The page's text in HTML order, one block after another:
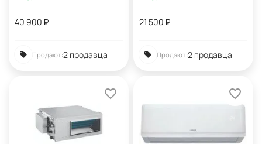
40 900 ₽
Продают:2 продавца
21 500 ₽
Продают:2 продавца